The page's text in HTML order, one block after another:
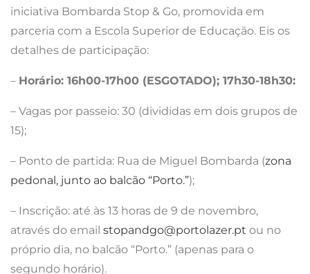
iniciativa Bombarda Stop & Go, promovida em
parceria com a Escola Superior de Educação. Eis os
detalhes de participação:
– Horário: 16h00-17h00 (ESGOTADO); 17h30-18h30:
– Vagas por passeio: 30 (divididas em dois grupos de
15);
– Ponto de partida: Rua de Miguel Bombarda (zona
pedonal, junto ao balcão “Porto.”);
– Inscrição: até às 13 horas de 9 de novembro,
através do email stopandgo@portolazer.pt ou no
próprio dia, no balcão “Porto.” (apenas para o
segundo horário).